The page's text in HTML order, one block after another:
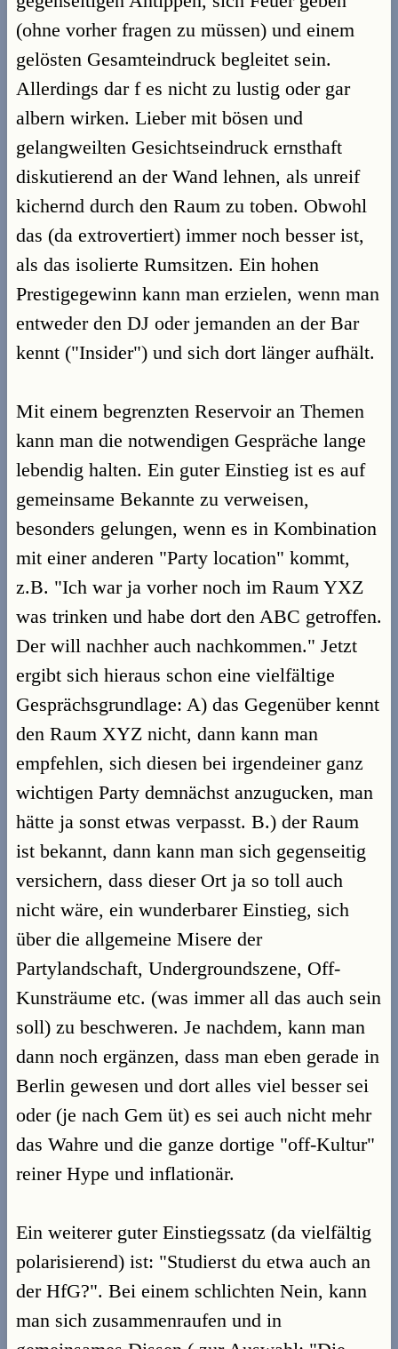
(ohne vorher fragen zu müssen) und einem
gelösten Gesamteindruck begleitet sein.
Allerdings dar f es nicht zu lustig oder gar
albern wirken. Lieber mit bösen und
gelangweilten Gesichtseindruck ernsthaft
diskutierend an der Wand lehnen, als unreif
kichernd durch den Raum zu toben. Obwohl
das (da extrovertiert) immer noch besser ist,
als das isolierte Rumsitzen. Ein hohen
Prestigegewinn kann man erzielen, wenn man
entweder den DJ oder jemanden an der Bar
kennt ("Insider") und sich dort länger aufhält.
Mit einem begrenzten Reservoir an Themen
kann man die notwendigen Gespräche lange
lebendig halten. Ein guter Einstieg ist es auf
gemeinsame Bekannte zu verweisen,
besonders gelungen, wenn es in Kombination
mit einer anderen "Party location" kommt,
z.B. "Ich war ja vorher noch im Raum YXZ
was trinken und habe dort den ABC getroffen.
Der will nachher auch nachkommen." Jetzt
ergibt sich hieraus schon eine vielfältige
Gesprächsgrundlage: A) das Gegenüber kennt
den Raum XYZ nicht, dann kann man
empfehlen, sich diesen bei irgendeiner ganz
wichtigen Party demnächst anzugucken, man
hätte ja sonst etwas verpasst. B.) der Raum
ist bekannt, dann kann man sich gegenseitig
versichern, dass dieser Ort ja so toll auch
nicht wäre, ein wunderbarer Einstieg, sich
über die allgemeine Misere der
Partylandschaft, Undergroundszene, Off-
Kunsträume etc. (was immer all das auch sein
soll) zu beschweren. Je nachdem, kann man
dann noch ergänzen, dass man eben gerade in
Berlin gewesen und dort alles viel besser sei
oder (je nach Gem üt) es sei auch nicht mehr
das Wahre und die ganze dortige "off-Kultur"
reiner Hype und inflationär.
Ein weiterer guter Einstiegssatz (da vielfältig
polarisierend) ist: "Studierst du etwa auch an
der HfG?". Bei einem schlichten Nein, kann
man sich zusammenraufen und in